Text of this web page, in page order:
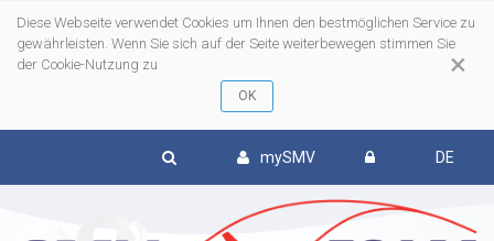
×
Diese Webseite verwendet Cookies um Ihnen den bestmöglichen Service zu
gewährleisten. Wenn Sie sich auf der Seite weiterbewegen stimmen Sie
der Cookie-Nutzung zu
mySMV DE